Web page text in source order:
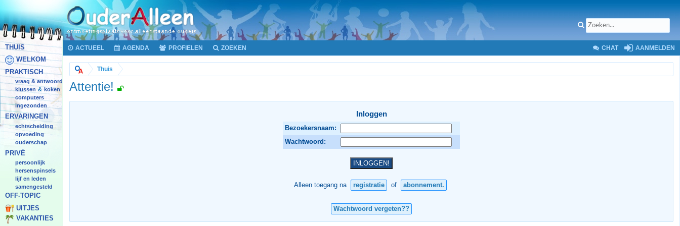
THUIS
WELKOM
PRAKTISCH
vraag & antwoord
klussen & koken
computers
ingezonden
ERVARINGEN
echtscheiding
opvoeding
ouderschap
PRIVÉ
persoonlijk
hersenspinsels
lijf en leden
samengesteld
OFF-TOPIC
UITJES
VAKANTIES
ACTUEEL AGENDA PROFIELEN ZOEKEN CHAT AANMELDEN
Thuis
Attentie!
Inloggen
Bezoekersnaam:
Wachtwoord:
Alleen toegang na registratie of abonnement.
Wachtwoord vergeten??